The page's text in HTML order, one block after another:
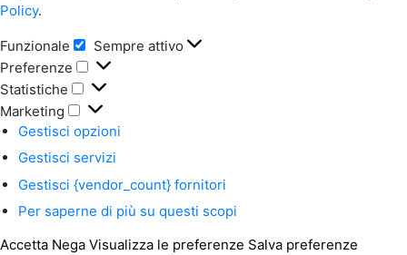
Policy.
Funzionale Funzionale
Sempre attivo
Preferenze
Preferenze
Statistiche
Statistiche
Marketing
Marketing
Gestisci opzioni
Gestisci servizi
Gestisci {vendor_count} fornitori
Per saperne di più su questi scopi
Accetta Nega Visualizza le preferenze Salva preferenze